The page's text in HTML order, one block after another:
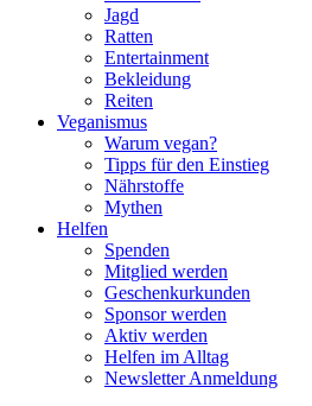
Jagd
Ratten
Entertainment
Bekleidung
Reiten
Veganismus
Warum vegan?
Tipps für den Einstieg
Nährstoffe
Mythen
Helfen
Spenden
Mitglied werden
Geschenkurkunden
Sponsor werden
Aktiv werden
Helfen im Alltag
Newsletter Anmeldung